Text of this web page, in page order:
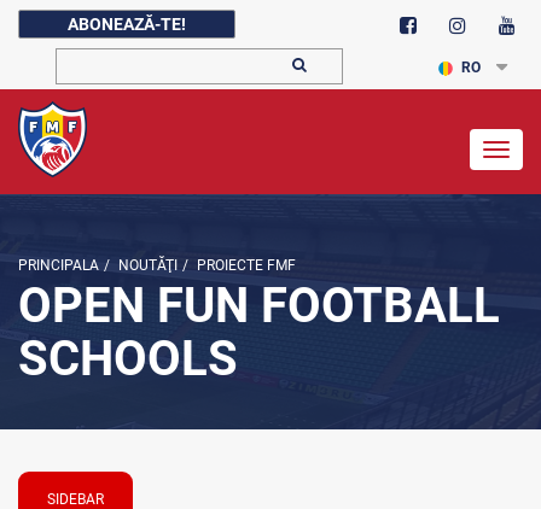
ABONEAZĂ-TE!
RO
PRINCIPALA / NOUTĂŢI / PROIECTE FMF
OPEN FUN FOOTBALL
SCHOOLS
SIDEBAR